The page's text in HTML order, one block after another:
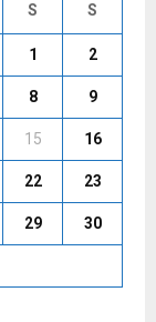
S S
1 2
8 9
15 16
22 23
29 30